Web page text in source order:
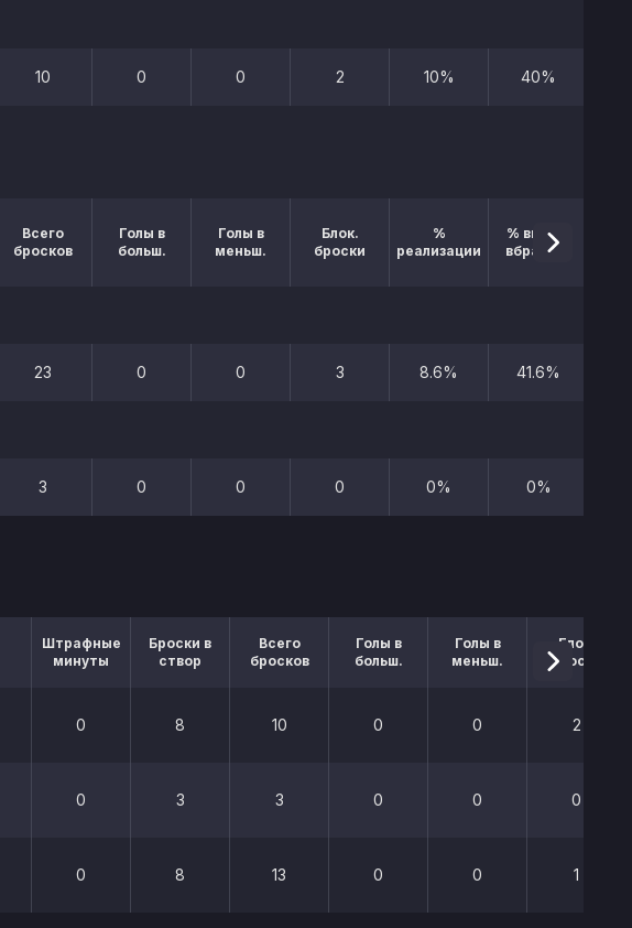
10 0 0 2 10% 40%
Всего
бросков
Голы в
больш.
Голы в
меньш.
Блок.
броски
%
реализации
% выигр.
вбрасыв.
23 0 0 3 8.6% 41.6%
3 0 0 0 0% 0%
Штрафные
минуты
Броски в
створ
Всего
бросков
Голы в
больш.
Голы в
меньш.
Блок.
броски
0 8 10 0 0 2
0 3 3 0 0 0
0 8 13 0 0 1